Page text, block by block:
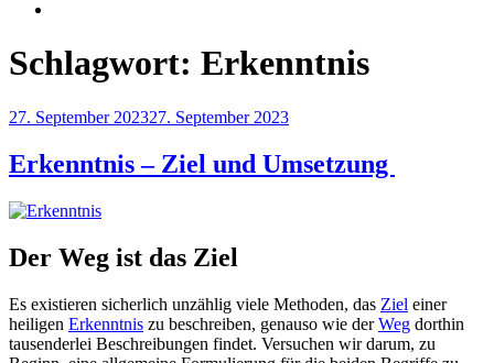
Schlagwort: Erkenntnis
Veröffentlicht
27. September 202327. September 2023
Erkenntnis – Ziel und Umsetzung
Der Weg ist das Ziel
Es existieren sicherlich unzählig viele Methoden, das Ziel einer
heiligen Erkenntnis zu beschreiben, genauso wie derWeg dorthin
tausenderlei Beschreibungen findet. Versuchen wir darum, zu